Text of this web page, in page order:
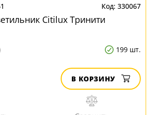
330067
Citilux Тринити
199 шт.
В КОРЗИНУ